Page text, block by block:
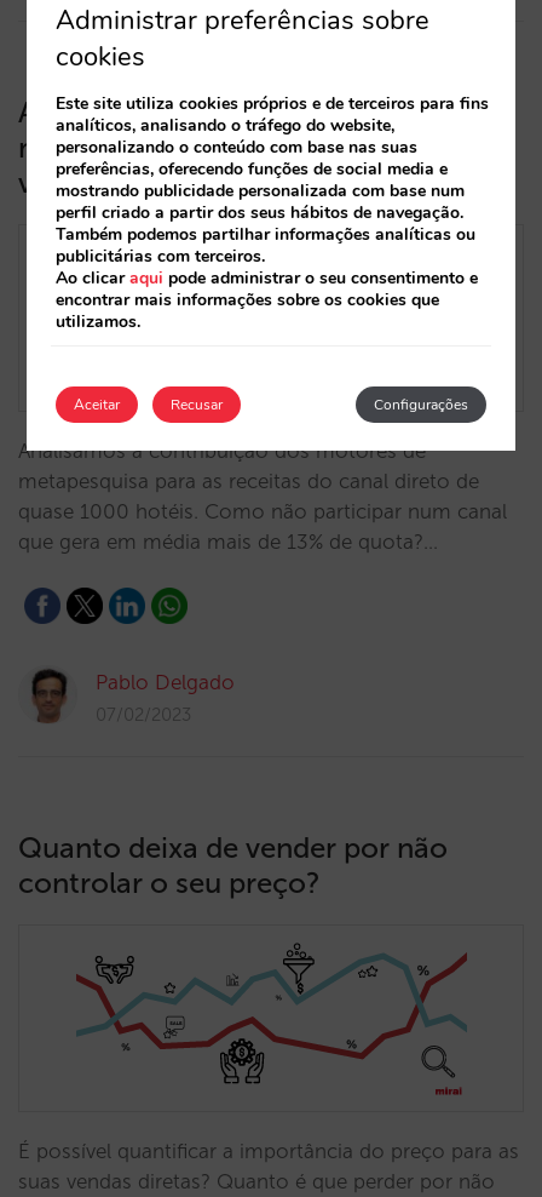
A crescente contribuição dos
motores de metapesquisa para as
vendas do canal direto dos hotéis
Analisámos a contribuição dos motores de
metapesquisa para as receitas do canal direto de
quase 1000 hotéis. Como não participar num canal
que gera em média mais de 13% de quota?…
Pablo Delgado
07/02/2023
Quanto deixa de vender por não
controlar o seu preço?
É possível quantificar a importância do preço para as
suas vendas diretas? Quanto é que perder por não
Administrar preferências sobre
cookies
Este site utiliza cookies próprios e de terceiros para fins
analíticos, analisando o tráfego do website,
personalizando o conteúdo com base nas suas
preferências, oferecendo funções de social media e
mostrando publicidade personalizada com base num
perfil criado a partir dos seus hábitos de navegação.
Também podemos partilhar informações analíticas ou
publicitárias com terceiros.
Ao clicaraqui pode administrar o seu consentimento e
encontrar mais informações sobre os cookies que
utilizamos.
Aceitar Configurações
Recusar